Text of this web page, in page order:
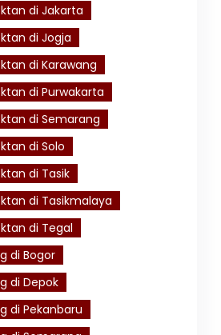
di Jakarta
di Jogja
di Karawang
di Purwakarta
di Semarang
di Solo
di Tasik
di Tasikmalaya
di Tegal
di Bogor
di Depok
di Pekanbaru